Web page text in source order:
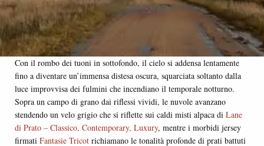
Con il rombo dei tuoni in sottofondo, il cielo si addensa lentamente
fino a diventare un’immensa distesa oscura, squarciata soltanto dalla
luce improvvisa dei fulmini che incendiano il temporale notturno.
Sopra un campo di grano dai riflessi vividi, le nuvole avanzano
stendendo un velo grigio che si riflette sui caldi misti alpaca di Lane
di Prato – Classico, Contemporary, Luxury, mentre i morbidi jersey
firmati Fantasie Tricot richiamano le tonalità profonde di prati battuti